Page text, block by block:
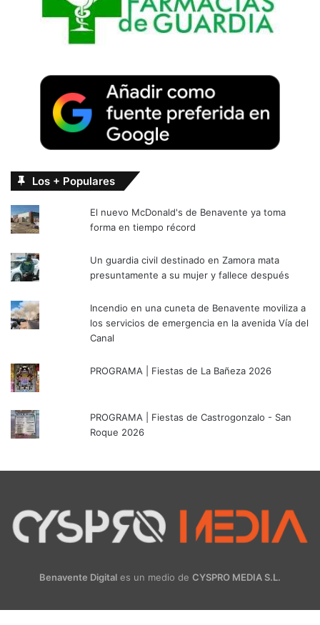
Los + Populares
El nuevo McDonald's de Benavente ya toma
forma en tiempo récord
Un guardia civil destinado en Zamora mata
presuntamente a su mujer y fallece después
Incendio en una cuneta de Benavente moviliza a
los servicios de emergencia en la avenida Vía del
Canal
PROGRAMA | Fiestas de La Bañeza 2026
PROGRAMA | Fiestas de Castrogonzalo - San
Roque 2026
Benavente Digital es un medio de CYSPRO MEDIA S.L.